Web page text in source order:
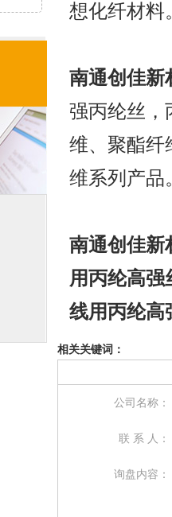
想化纤材料
南通创佳新
强丙纶丝 ，
维、聚酯纤
维系列产品
南通创佳新
用丙纶高强
线用丙纶高
相关关键词：
公司名称：
联 系 人：
询盘内容：